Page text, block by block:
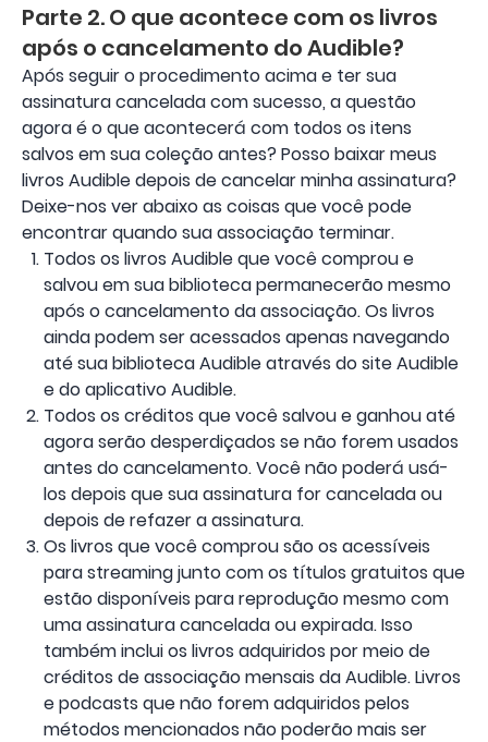
Parte 2. O que acontece com os livros
após o cancelamento do Audible?
Após seguir o procedimento acima e ter sua
assinatura cancelada com sucesso, a questão
agora é o que acontecerá com todos os itens
salvos em sua coleção antes? Posso baixar meus
livros Audible depois de cancelar minha assinatura?
Deixe-nos ver abaixo as coisas que você pode
encontrar quando sua associação terminar.
Todos os livros Audible que você comprou e
salvou em sua biblioteca permanecerão mesmo
após o cancelamento da associação. Os livros
ainda podem ser acessados ​​apenas navegando
até sua biblioteca Audible através do site Audible
e do aplicativo Audible.
Todos os créditos que você salvou e ganhou até
agora serão desperdiçados se não forem usados ​​
antes do cancelamento. Você não poderá usá-
los depois que sua assinatura for cancelada ou
depois de refazer a assinatura.
Os livros que você comprou são os acessíveis
para streaming junto com os títulos gratuitos que
estão disponíveis para reprodução mesmo com
uma assinatura cancelada ou expirada. Isso
também inclui os livros adquiridos por meio de
créditos de associação mensais da Audible. Livros
e podcasts que não forem adquiridos pelos
métodos mencionados não poderão mais ser